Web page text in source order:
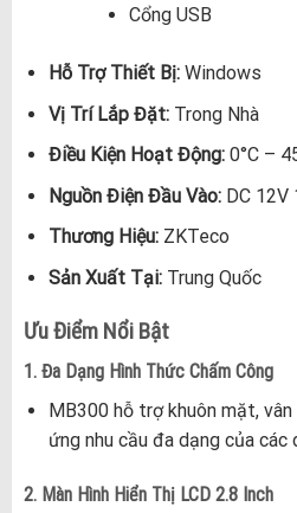
Cổng USB
Hỗ Trợ Thiết Bị:Windows
Vị Trí Lắp Đặt:Trong Nhà
Điều Kiện Hoạt Động:0°C –
Nguồn Điện Đầu Vào:DC 12V
Thương Hiệu:ZKTeco
Sản Xuất Tại:Trung Quốc
Ưu Điểm Nổi Bật
1. Đa Dạng Hình Thức Chấm Công
MB300 hỗ trợ khuôn mặt,
ứng nhu cầu đa dạng của các
2. Màn Hình Hiển Thị LCD 2.8 Inch